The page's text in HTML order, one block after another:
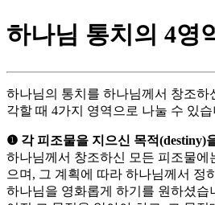
하나님 통치의 4영
하나님의 통치를 하나님께서 창조하
각할 때 4가지 영역으로 나눌 수 있습
❶ 각 피조물을 지으신 목적(destiny)
하나님께서 창조하신 모든 피조물에
으며, 그 계획에 따라 하나님께서 정
하나님을 영화롭게 하기를 원하셨습